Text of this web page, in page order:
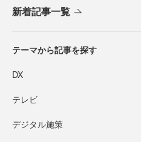
新着記事一覧
テーマから記事を探す
DX
テレビ
デジタル施策